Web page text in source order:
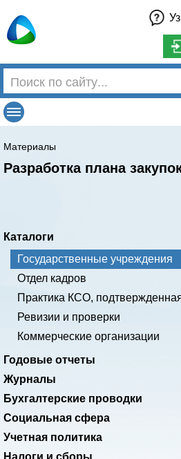
Материалы
Разработка плана
Каталоги
Государственные учреждения
Отдел кадров
Практика КСО,
Ревизии и проверки
Коммерческие организации
Годовые отчеты
Журналы
Бухгалтерские проводки
Социальная сфера
Учетная политика